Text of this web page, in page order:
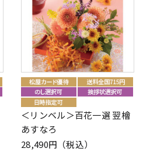
＜リンベル＞百花一選 翌檜
あすなろ
28,490円（税込）